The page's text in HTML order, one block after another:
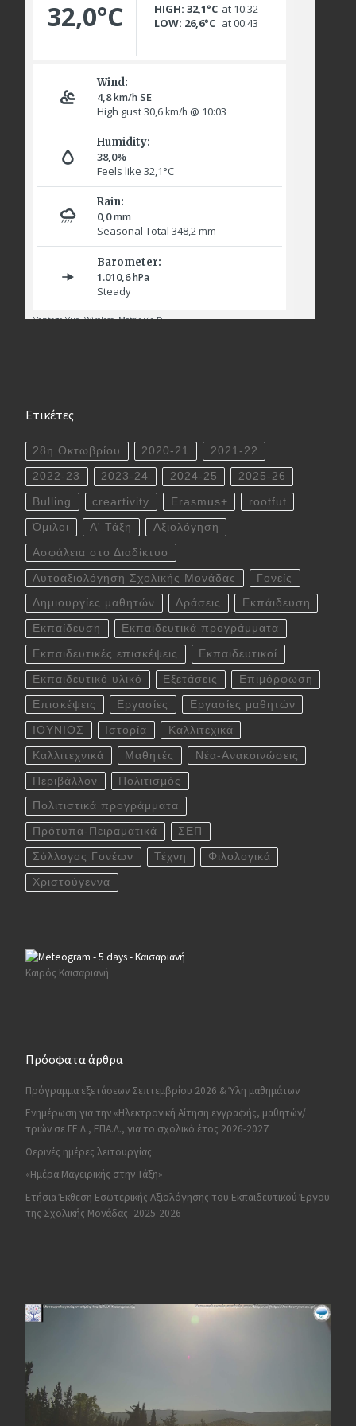
Ετικέτες
28η Οκτωβρίου 2020-21 2021-22
2022-23 2023-24 2024-25 2025-26
Bulling creartivity Erasmus+ rootfut
Όμιλοι Α' Τάξη Αξιολόγηση
Ασφάλεια στο Διαδίκτυο
Αυτοαξιολόγηση Σχολικής Μονάδας Γονείς
Δημιουργίες μαθητών Δράσεις Εκπάιδευση
Εκπαίδευση Εκπαιδευτικά προγράμματα
Εκπαιδευτικές επισκέψεις Εκπαιδευτικοί
Εκπαιδευτικό υλικό Εξετάσεις Επιμόρφωση
Επισκέψεις Εργασίες Εργασίες μαθητών
ΙΟΥΝΙΟΣ Ιστορία Καλλιτεχικά
Καλλιτεχνικά Μαθητές Νέα-Ανακοινώσεις
Περιβάλλον Πολιτισμός
Πολιτιστικά προγράμματα
Πρότυπα-Πειραματικά ΣΕΠ
Σύλλογος Γονέων Τέχνη Φιλολογικά
Χριστούγεννα
Καιρός Καισαριανή
Πρόσφατα άρθρα
Πρόγραμμα εξετάσεων Σεπτεμβρίου 2026 & Ύλη μαθημάτων
Ενημέρωση για την «Ηλεκτρονική Αίτηση εγγραφής, μαθητών/
τριών σε ΓΕ.Λ., ΕΠΑ.Λ., για το σχολικό έτος 2026-2027
Θερινές ημέρες λειτουργίας
«Ημέρα Μαγειρικής στην Τάξη»
Ετήσια Έκθεση Εσωτερικής Αξιολόγησης του Εκπαιδευτικού Έργου
της Σχολικής Μονάδας_2025-2026